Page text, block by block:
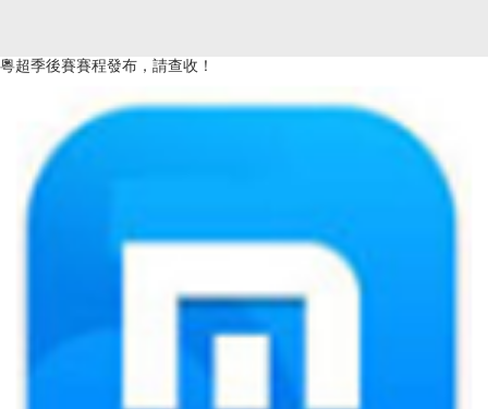
粵超季後賽賽程發布，請查收！